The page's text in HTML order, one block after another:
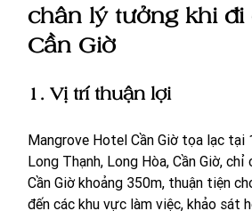
chân lý tưởng khi đi
Cần Giờ
1. Vị trí thuận lợi
Mangrove Hotel Cần Giờ tọa lạc tại
Long Thạnh, Long Hòa, Cần Giờ,
Cần Giờ khoảng 350m, thuận tiện
đến các khu vực làm việc, khảo sát